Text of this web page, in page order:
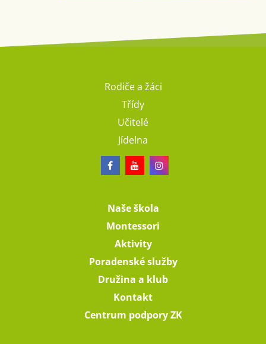
Rodiče a žáci
Třídy
Učitelé
Jídelna
Naše škola
Montessori
Aktivity
Poradenské služby
Družina a klub
Kontakt
Centrum podpory ZK